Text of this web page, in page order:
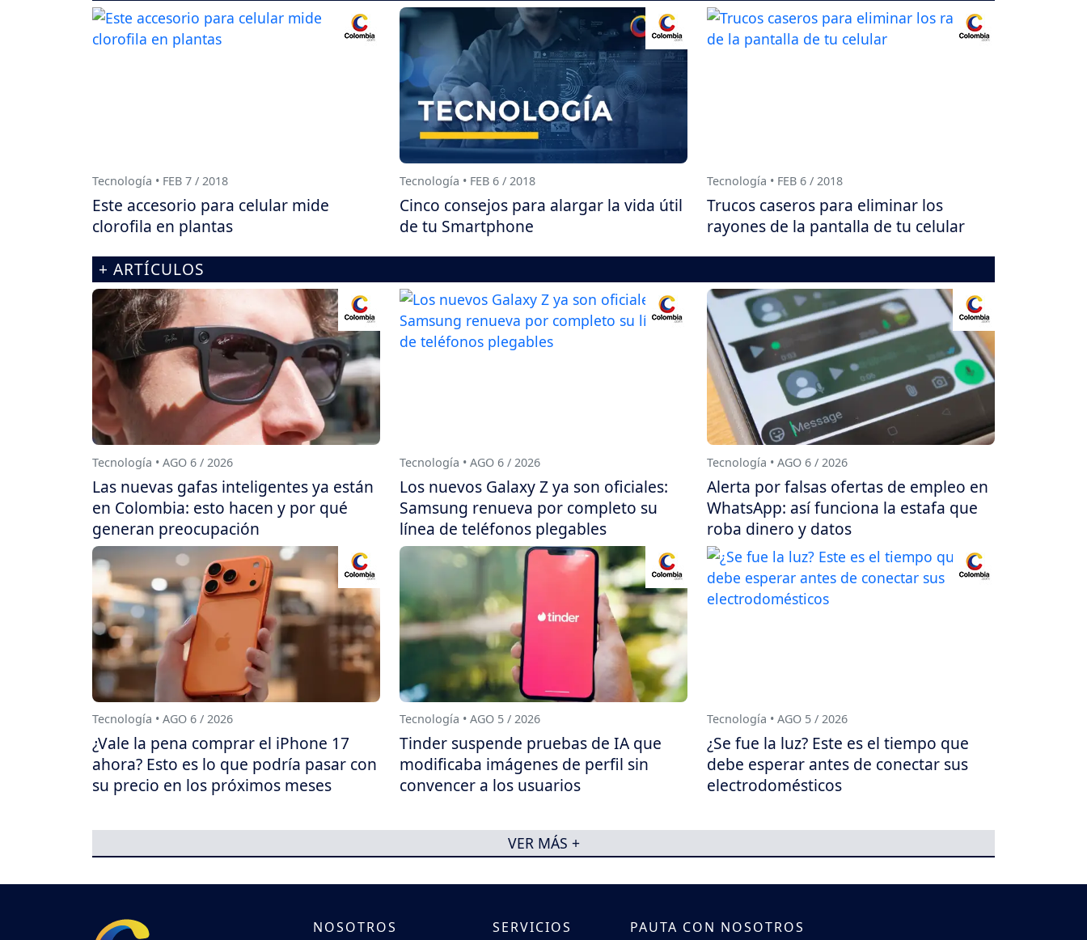
Tecnología • FEB 7 / 2018
Este accesorio para celular mide
clorofila en plantas
Tecnología • FEB 6 / 2018
Cinco consejos para alargar la vida útil
de tu Smartphone
Tecnología • FEB 6 / 2018
Trucos caseros para eliminar los
rayones de la pantalla de tu celular
+ ARTÍCULOS
Tecnología • AGO 6 / 2026
Las nuevas gafas inteligentes ya están
en Colombia: esto hacen y por qué
generan preocupación
Tecnología • AGO 6 / 2026
Los nuevos Galaxy Z ya son oficiales:
Samsung renueva por completo su
línea de teléfonos plegables
Tecnología • AGO 6 / 2026
Alerta por falsas ofertas de empleo en
WhatsApp: así funciona la estafa que
roba dinero y datos
Tecnología • AGO 6 / 2026
¿Vale la pena comprar el iPhone 17
ahora? Esto es lo que podría pasar con
su precio en los próximos meses
Tecnología • AGO 5 / 2026
Tinder suspende pruebas de IA que
modificaba imágenes de perfil sin
convencer a los usuarios
Tecnología • AGO 5 / 2026
¿Se fue la luz? Este es el tiempo que
debe esperar antes de conectar sus
electrodomésticos
VER MÁS +
NOSOTROS SERVICIOS PAUTA CON NOSOTROS